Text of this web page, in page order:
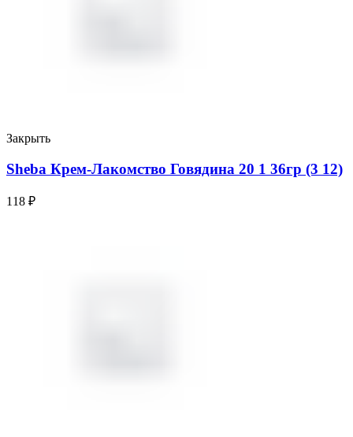
Закрыть
Sheba Крем-Лакомство Говядина 20 1 36гр (3 12)
118 ₽